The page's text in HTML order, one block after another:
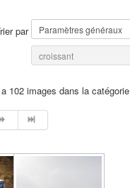
par
102 images dans la catégorie